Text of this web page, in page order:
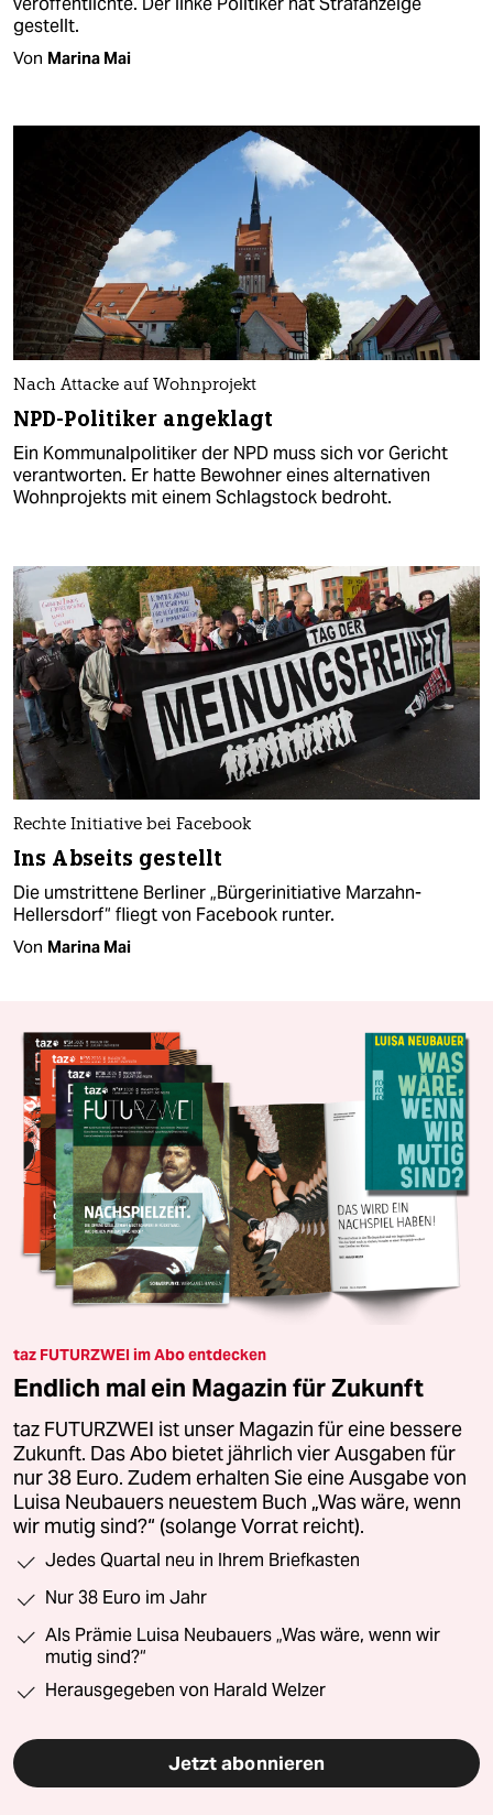
gestellt.
Von Marina Mai
Nach Attacke auf Wohnprojekt
NPD-Politiker angeklagt
Ein Kommunalpolitiker der NPD muss sich vor Gericht
verantworten. Er hatte Bewohner eines alternativen
Wohnprojekts mit einem Schlagstock bedroht.
Rechte Initiative bei Facebook
Ins Abseits gestellt
Die umstrittene Berliner „Bürgerinitiative Marzahn-
Hellersdorf“ fliegt von Facebook runter.
Von Marina Mai
taz FUTURZWEI im Abo entdecken
Endlich mal ein Magazin für Zukunft
taz FUTURZWEI ist unser Magazin für eine bessere
Zukunft. Das Abo bietet jährlich vier Ausgaben für
nur 38 Euro. Zudem erhalten Sie eine Ausgabe von
Luisa Neubauers neuestem Buch „Was wäre, wenn
wir mutig sind?“ (solange Vorrat reicht).
Jedes Quartal neu in Ihrem Briefkasten
Nur 38 Euro im Jahr
Als Prämie Luisa Neubauers „Was wäre, wenn wir
mutig sind?“
Herausgegeben von Harald Welzer
Jetzt abonnieren